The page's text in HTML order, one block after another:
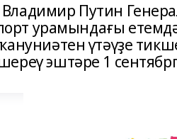
Путин
урамындағы
ҡануниәтен үтәүҙе
эштәре 1